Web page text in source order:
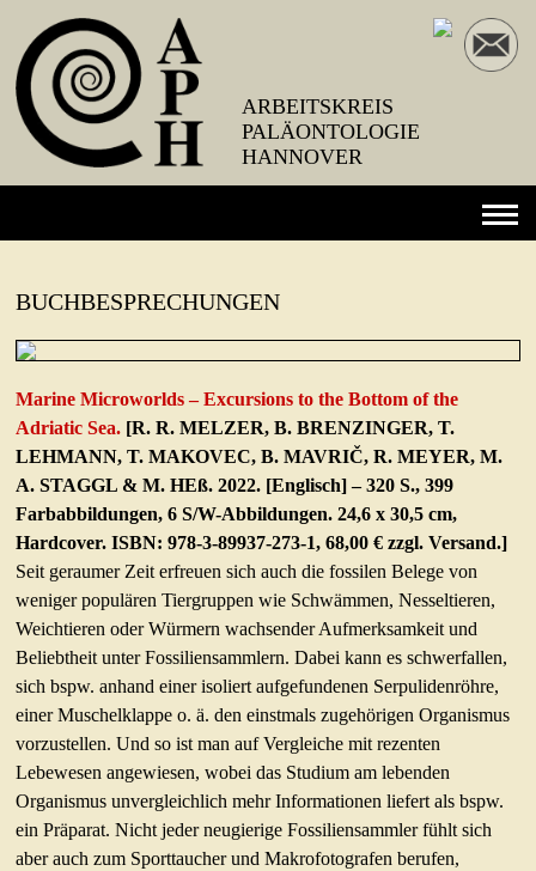
ARBEITSKREIS
PALÄONTOLOGIE
HANNOVER
VERANSTALTUNGEN
EXKURSIONEN
VEREIN
Beschlüsse
Mitglied werden
Vereinssatzung
FOSSILIEN
Was sind Fossilien
Fundstellen
Fossilfunde
Präparation
APH-AUSSTELLUNG
Fossilienausstellung
Präparationswerkstatt
BUCHBESPRECHUNGEN
Marine Microworlds – Excursions to the Bottom of the
Adriatic Sea. [R. R. MELZER, B. BRENZINGER, T.
LEHMANN, T. MAKOVEC, B. MAVRIČ, R. MEYER, M.
A. STAGGL & M. HEß. 2022. [Englisch] – 320 S., 399
Farbabbildungen, 6 S/W-Abbildungen. 24,6 x 30,5 cm,
Hardcover. ISBN: 978-3-89937-273-1, 68,00 € zzgl. Versand.]
Seit geraumer Zeit erfreuen sich auch die fossilen Belege von
weniger populären Tiergruppen wie Schwämmen, Nesseltieren,
Weichtieren oder Würmern wachsender Aufmerksamkeit und
Beliebtheit unter Fossiliensammlern. Dabei kann es schwerfallen,
sich bspw. anhand einer isoliert aufgefundenen Serpulidenröhre,
einer Muschelklappe o. ä. den einstmals zugehörigen Organismus
vorzustellen. Und so ist man auf Vergleiche mit rezenten
Lebewesen angewiesen, wobei das Studium am lebenden
Organismus unvergleichlich mehr Informationen liefert als bspw.
ein Präparat. Nicht jeder neugierige Fossiliensammler fühlt sich
aber auch zum Sporttaucher und Makrofotografen berufen,